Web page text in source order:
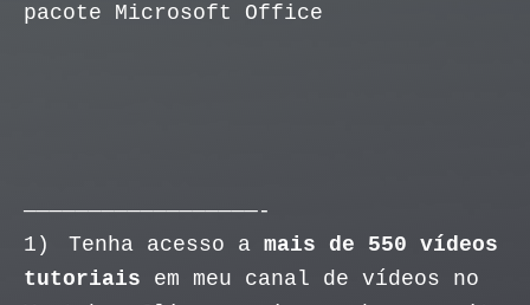
pacote Microsoft Office
——————————————————-
1)
Tenha acesso a mais de 550 vídeos
tutoriais em meu canal de vídeos no